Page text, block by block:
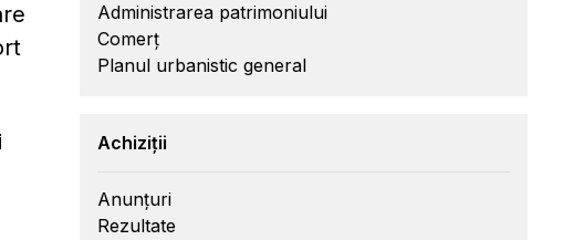
Administrarea patrimoniului
Comerț
Planul urbanistic general
Achiziții
Anunțuri
Rezultate